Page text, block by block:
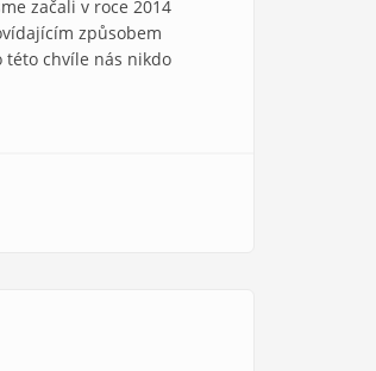
začali v roce 2014
způsobem
této chvíle nás nikdo